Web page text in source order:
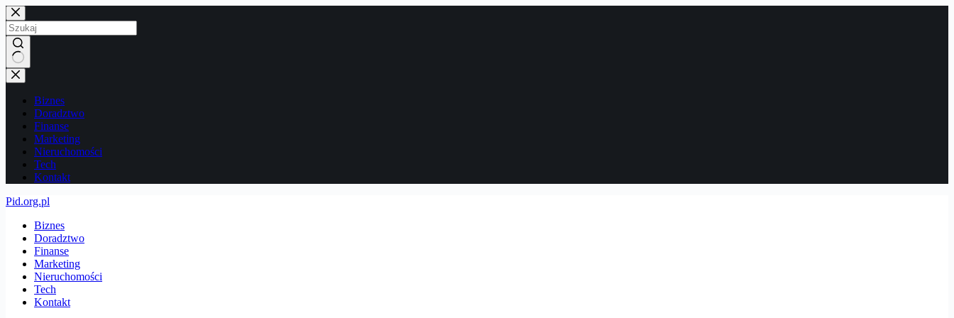
Przejdź
do
treści
Brak
wyników
Biznes
Doradztwo
Finanse
Marketing
Nieruchomości
Tech
Kontakt
Pid.org.pl
Biznes
Doradztwo
Finanse
Marketing
Nieruchomości
Tech
Kontakt